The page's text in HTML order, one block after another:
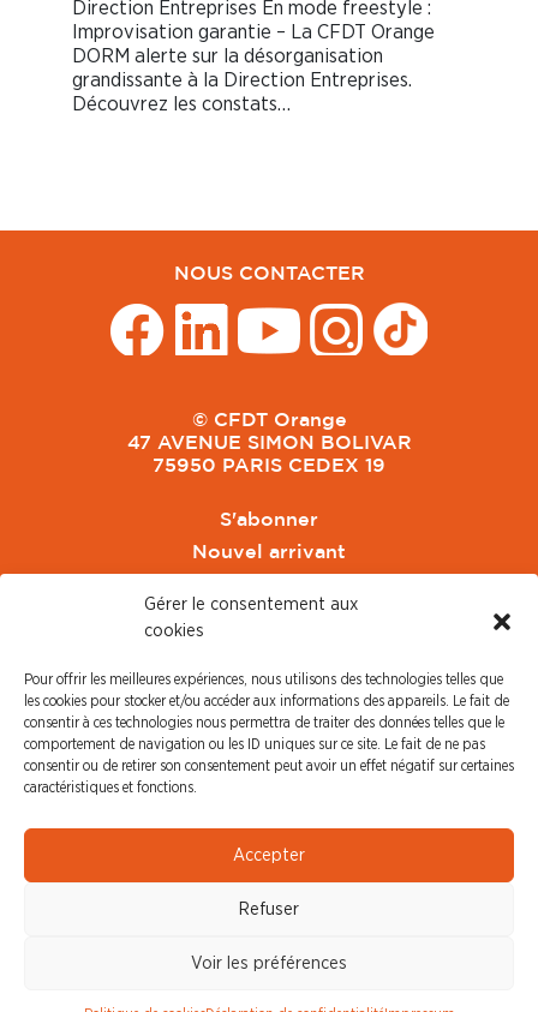
Gérer le consentement aux
cookies
Pour offrir les meilleures expériences, nous utilisons des technologies telles que
les cookies pour stocker et/ou accéder aux informations des appareils. Le fait de
consentir à ces technologies nous permettra de traiter des données telles que le
comportement de navigation ou les ID uniques sur ce site. Le fait de ne pas
consentir ou de retirer son consentement peut avoir un effet négatif sur certaines
caractéristiques et fonctions.
Accepter
Refuser
Voir les préférences
Direction Entreprises En mode freestyle :
Improvisation garantie – La CFDT Orange
DORM alerte sur la désorganisation
grandissante à la Direction Entreprises.
Découvrez les constats…
NOUS CONTACTER
© CFDT Orange
47 AVENUE SIMON BOLIVAR
75950 PARIS CEDEX 19
S'abonner
Nouvel arrivant
CFDT Cadres
CFDT Retraités
L'UFFA
PRESSE
Communiqué de Presse
Revue de Presse
© CFDT Orange | Mentions Légales | Protection des